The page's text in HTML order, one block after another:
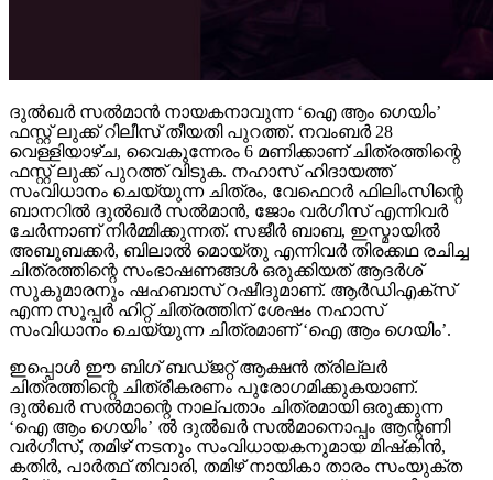
ദുല്‍ഖര്‍ സല്‍മാന്‍ നായകനാവുന്ന ‘ഐ ആം ഗെയിം’
ഫസ്റ്റ് ലുക്ക് റിലീസ് തീയതി പുറത്ത്. നവംബര്‍ 28
വെള്ളിയാഴ്ച, വൈകുന്നേരം 6 മണിക്കാണ് ചിത്രത്തിന്റെ
ഫസ്റ്റ് ലുക്ക് പുറത്ത് വിടുക. നഹാസ് ഹിദായത്ത്
സംവിധാനം ചെയ്യുന്ന ചിത്രം, വേഫെറര്‍ ഫിലിംസിന്റെ
ബാനറില്‍ ദുല്‍ഖര്‍ സല്‍മാന്‍, ജോം വര്‍ഗീസ് എന്നിവര്‍
ചേര്‍ന്നാണ് നിര്‍മ്മിക്കുന്നത്. സജീര്‍ ബാബ, ഇസ്മായില്‍
അബൂബക്കര്‍, ബിലാല്‍ മൊയ്തു എന്നിവര്‍ തിരക്കഥ രചിച്ച
ചിത്രത്തിന്റെ സംഭാഷണങ്ങള്‍ ഒരുക്കിയത് ആദര്‍ശ്
സുകുമാരനും ഷഹബാസ് റഷീദുമാണ്. ആര്‍ഡിഎക്‌സ്
എന്ന സൂപ്പര്‍ ഹിറ്റ് ചിത്രത്തിന് ശേഷം നഹാസ്
സംവിധാനം ചെയ്യുന്ന ചിത്രമാണ് ‘ഐ ആം ഗെയിം’.
ഇപ്പൊള്‍ ഈ ബിഗ് ബഡ്ജറ്റ് ആക്ഷന്‍ ത്രില്ലര്‍
ചിത്രത്തിന്റെ ചിത്രീകരണം പുരോഗമിക്കുകയാണ്.
ദുല്‍ഖര്‍ സല്‍മാന്റെ നാല്പതാം ചിത്രമായി ഒരുക്കുന്ന
‘ഐ ആം ഗെയിം’ ല്‍ ദുല്‍ഖര്‍ സല്‍മാനൊപ്പം ആന്റണി
വര്‍ഗീസ്, തമിഴ് നടനും സംവിധായകനുമായ മിഷ്‌കിന്‍,
കതിര്‍, പാര്‍ത്ഥ് തിവാരി, തമിഴ് നായികാ താരം സംയുക്ത